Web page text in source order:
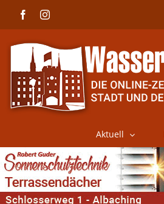
FacebookInstagram
Aktuell